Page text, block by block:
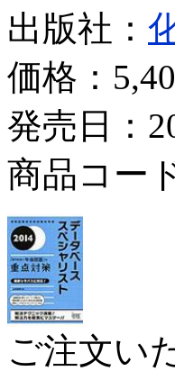
出版社：
価格：
発売日：
商品コー
ご注文い